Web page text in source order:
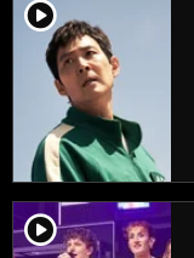
player2
player2